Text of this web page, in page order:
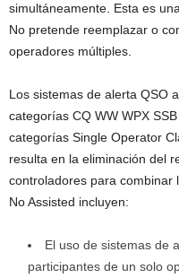
simultáneamente. Esta es
No pretende reemplazar o
operadores múltiples.
Los sistemas de alerta QSO
categorías CQ WW WPX
categorías Single Operator
resulta en la eliminación del
controladores para combinar
No Assisted incluyen:
El uso de sistemas de
participantes de un solo